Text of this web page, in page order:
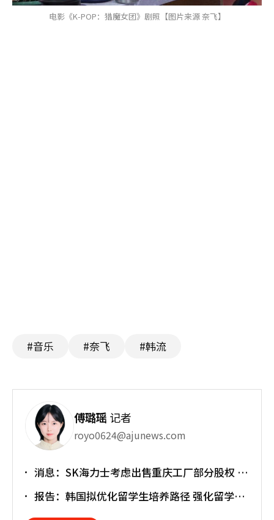
电影《K-POP：猎魔女团》剧照【图片来源 奈飞】
#音乐 #奈飞 #韩流
傅璐瑶 记者
royo0624@ajunews.com
消息：SK海力士考虑出售重庆工厂部分股权 估
报告：韩国拟优化留学生培养路径 强化留学就